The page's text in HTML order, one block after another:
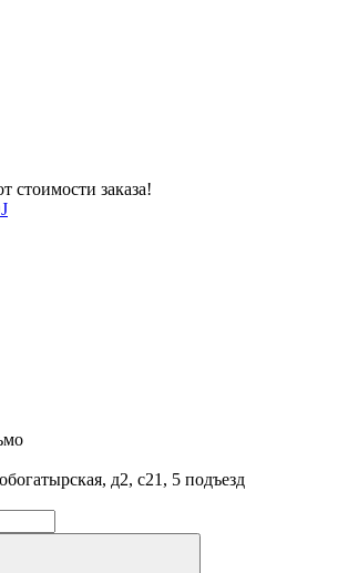
стоимости заказа!
д2, с21, 5 подъезд